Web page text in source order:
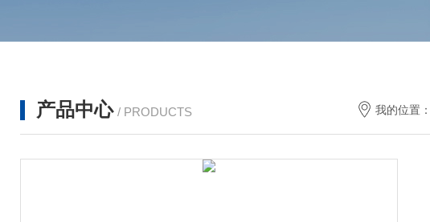
产品中心 / PRODUCTS 我的位置：